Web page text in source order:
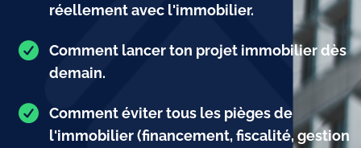
réellement avec l'immobilier.
Comment lancer ton projet immobilier dès
demain.
Comment éviter tous les pièges de
l'immobilier (financement, fiscalité, gestion